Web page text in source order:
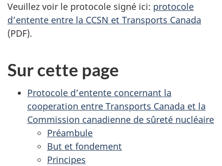
Veuillez voir le protocole signé ici: protocole
d’entente entre la CCSN et Transports Canada
(PDF).
Sur cette page
Protocole d’entente concernant la
cooperation entre Transports Canada et la
Commission canadienne de sûreté nucléaire
Préambule
But et fondement
Principes